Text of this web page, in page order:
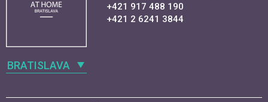
BRATISLAVA
+421 917 488 190
+421 2 6241 3844